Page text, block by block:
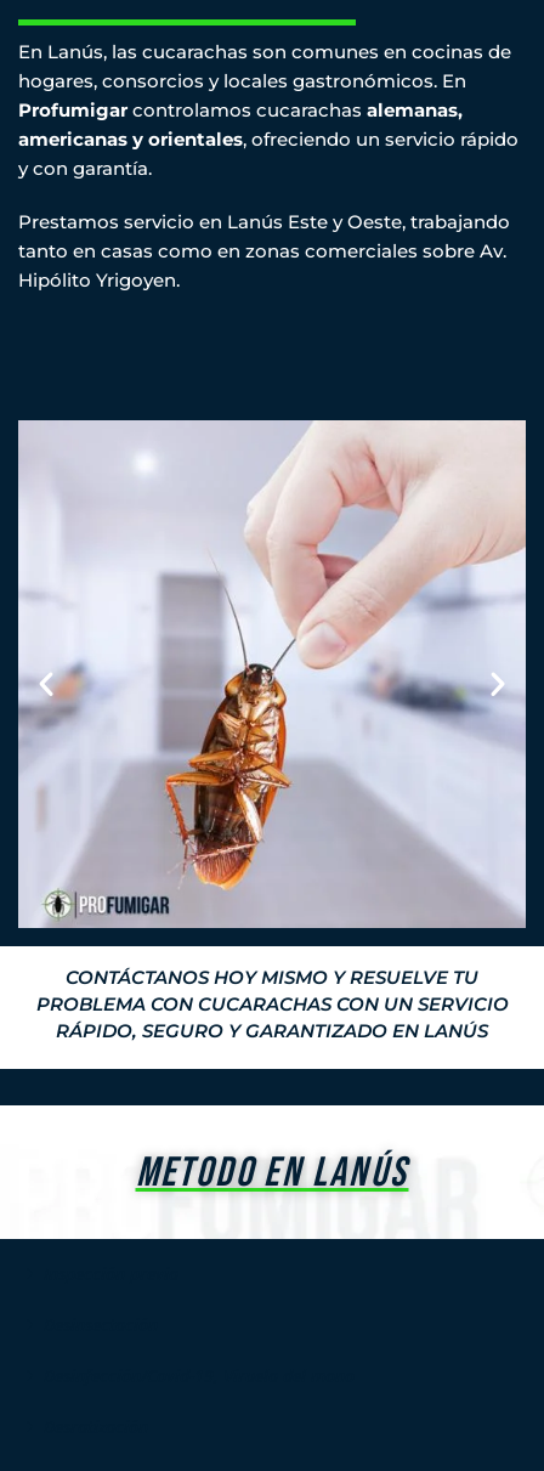
En Lanús, las cucarachas son comunes en cocinas de
hogares, consorcios y locales gastronómicos. En
Profumigar controlamos cucarachas alemanas,
americanas y orientales, ofreciendo un servicio rápido
y con garantía.
Prestamos servicio en Lanús Este y Oeste, trabajando
tanto en casas como en zonas comerciales sobre Av.
Hipólito Yrigoyen.
CONTÁCTANOS HOY MISMO Y RESUELVE TU
PROBLEMA CON CUCARACHAS CON UN SERVICIO
RÁPIDO, SEGURO Y GARANTIZADO EN LANÚS
METODO EN LANÚS